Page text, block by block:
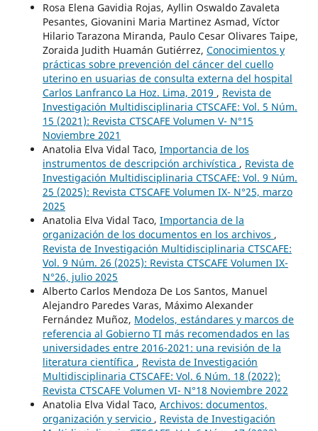
Rosa Elena Gavidia Rojas, Ayllin Oswaldo Zavaleta
Pesantes, Giovanini Maria Martinez Asmad, Víctor
Hilario Tarazona Miranda, Paulo Cesar Olivares Taipe,
Zoraida Judith Huamán Gutiérrez, Conocimientos y
prácticas sobre prevención del cáncer del cuello
uterino en usuarias de consulta externa del hospital
Carlos Lanfranco La Hoz. Lima, 2019 , Revista de
Investigación Multidisciplinaria CTSCAFE: Vol. 5 Núm.
15 (2021): Revista CTSCAFE Volumen V- N°15
Noviembre 2021
Anatolia Elva Vidal Taco, Importancia de los
instrumentos de descripción archivística , Revista de
Investigación Multidisciplinaria CTSCAFE: Vol. 9 Núm.
25 (2025): Revista CTSCAFE Volumen IX- N°25, marzo
2025
Anatolia Elva Vidal Taco, Importancia de la
organización de los documentos en los archivos ,
Revista de Investigación Multidisciplinaria CTSCAFE:
Vol. 9 Núm. 26 (2025): Revista CTSCAFE Volumen IX-
N°26, julio 2025
Alberto Carlos Mendoza De Los Santos, Manuel
Alejandro Paredes Varas, Máximo Alexander
Fernández Muñoz, Modelos, estándares y marcos de
referencia al Gobierno TI más recomendados en las
universidades entre 2016-2021: una revisión de la
literatura científica , Revista de Investigación
Multidisciplinaria CTSCAFE: Vol. 6 Núm. 18 (2022):
Revista CTSCAFE Volumen VI- N°18 Noviembre 2022
Anatolia Elva Vidal Taco, Archivos: documentos,
organización y servicio , Revista de Investigación